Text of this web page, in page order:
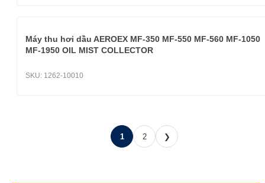
Máy thu hơi dầu AEROEX MF-350 MF-550 MF-560 MF-1050
MF-1950 OIL MIST COLLECTOR
SKU: 1262-10010
1 2 ❯